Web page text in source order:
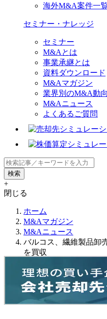
海外M&A案件一
セミナー・ナレッジ
セミナー
M&Aとは
事業承継とは
資料ダウンロード
M&Aマガジン
業界別のM&A動向
M&Aニュース
よくあるご質問
+
閉じる
ホーム
M&Aマガジン
M&Aニュース
バルコス、繊維製品卸
を買収